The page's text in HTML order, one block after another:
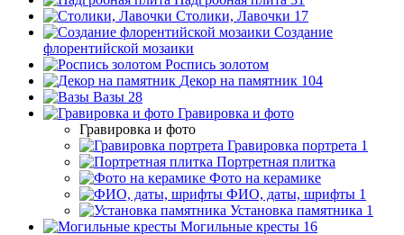
Столики, Лавочки 17
Создание
флорентийской мозаики
Роспись золотом
Декор на памятник 104
Вазы 28
Гравировка и фото
Гравировка и фото
Гравировка портрета 1
Портретная плитка
Фото на керамике
ФИО, даты, шрифты 1
Установка памятника 1
Могильные кресты 16